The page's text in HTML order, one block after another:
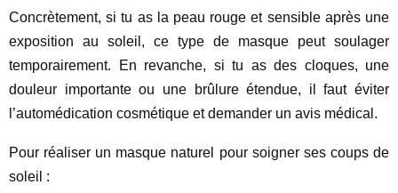
Concrètement, si tu as la peau rouge et sensible après une
exposition au soleil, ce type de masque peut soulager
temporairement. En revanche, si tu as des cloques, une
douleur importante ou une brûlure étendue, il faut éviter
l’automédication cosmétique et demander un avis médical.
Pour réaliser un masque naturel pour soigner ses coups de
soleil :